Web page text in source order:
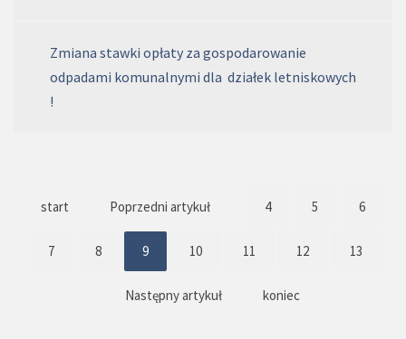
Zmiana stawki opłaty za gospodarowanie
odpadami komunalnymi dla działek letniskowych
!
start Poprzedni artykuł 4 5 6
7 8 9 10 11 12 13
Następny artykuł koniec